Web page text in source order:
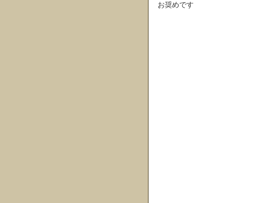
お奨めです